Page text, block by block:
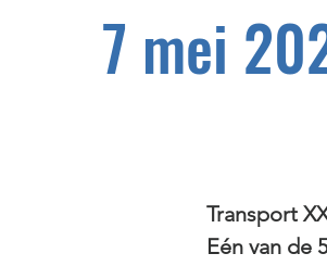
7 mei
Transport
Eén van de